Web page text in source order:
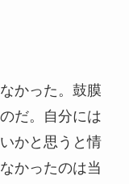
かった。鼓膜
だ。自分には
かと思うと情
かったのは当